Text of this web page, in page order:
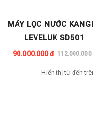
MÁY LỌC NƯỚC
LEVELUK SD501
90.000.000 đ 112.000.000
Hiển thị từ đến